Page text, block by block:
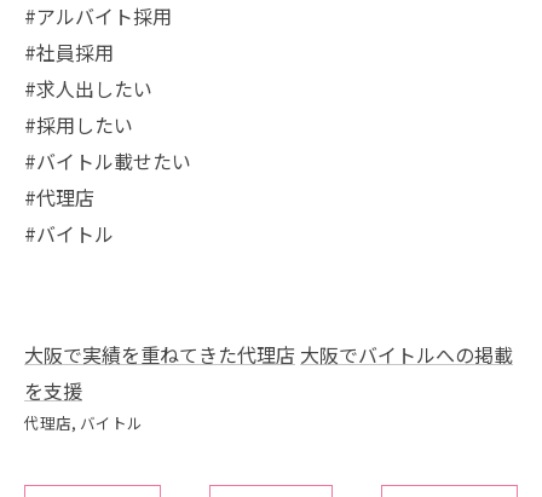
#アルバイト採用
#社員採用
#求人出したい
#採用したい
#バイトル載せたい
#代理店
#バイトル
大阪で実績を重ねてきた代理店 大阪でバイトルへの掲載
を支援
代理店 バイトル